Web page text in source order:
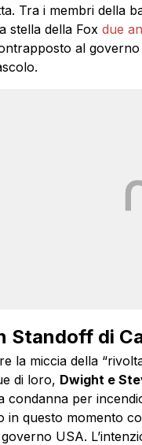
Tra i membri della
stella della Fox due
al
Standoff di
la miccia della
di loro, Dwight e
condanna per
in questo momento
USA.